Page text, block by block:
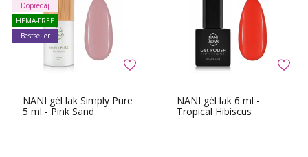
NANI gél lak Simply Pure
5 ml - Pink Sand
Dopredaj
HEMA-FREE
Bestseller
NANI gél lak 6 ml -
Tropical Hibiscus